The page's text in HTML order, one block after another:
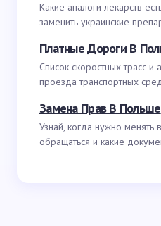
Какие аналоги лекарств
заменить украинские
Платные Дороги В
Список скоростных трасс и
проезда транспортных
Замена Прав В Польше
Узнай, когда нужно менять
обращаться и какие